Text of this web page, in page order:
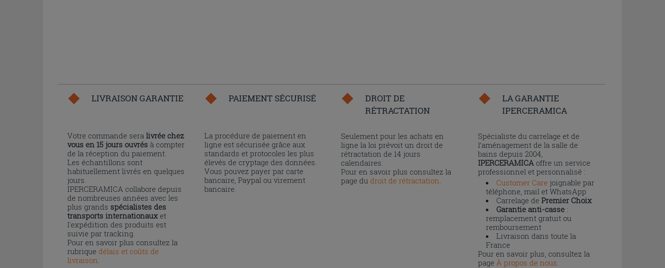
LIVRAISON GARANTIE
Votre commande sera livrée chez
vous en 15 jours ouvrés à compter
de la réception du paiement.
Les échantillons sont
habituellement livrés en quelques
jours.
IPERCERAMICA collabore depuis
de nombreuses années avec les
plus grands spécialistes des
transports internationaux et
l'expédition des produits est
suivie par tracking.
Pour en savoir plus consultez la
rubrique délais et coûts de
livraison.
PAIEMENT SÉCURISÉ
La procédure de paiement en
ligne est sécurisée grâce aux
standards et protocoles les plus
élevés de cryptage des données.
Vous pouvez payer par carte
bancaire, Paypal ou virement
bancaire.
DROIT DE
RÉTRACTATION
Seulement pour les achats en
ligne la loi prévoit un droit de
rétractation de 14 jours
calendaires.
Pour en savoir plus consultez la
page dudroit de rétractation.
LA GARANTIE
IPERCERAMICA
Spécialiste du carrelage et de
l’aménagement de la salle de
bains depuis 2004,
IPERCERAMICAoffre un service
professionnel et personnalisé :
Customer Carejoignable par
téléphone, mail et WhatsApp
Carrelage de Premier Choix
Garantie anti-casse:
remplacement gratuit ou
remboursement
Livraison dans toute la
France
Pour en savoir plus, consultez la
page À propos de nous.